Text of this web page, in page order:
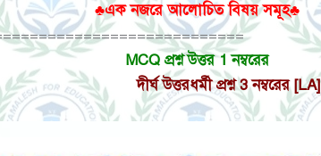
♣এক নজরে আলোচিত বিষয়সমূহ♣
MCQ প্রশ্ন উত্তর 1 নম্বরের
দীর্ঘ উত্তরধর্মী প্রশ্ন 3 নম্বরের [LA]